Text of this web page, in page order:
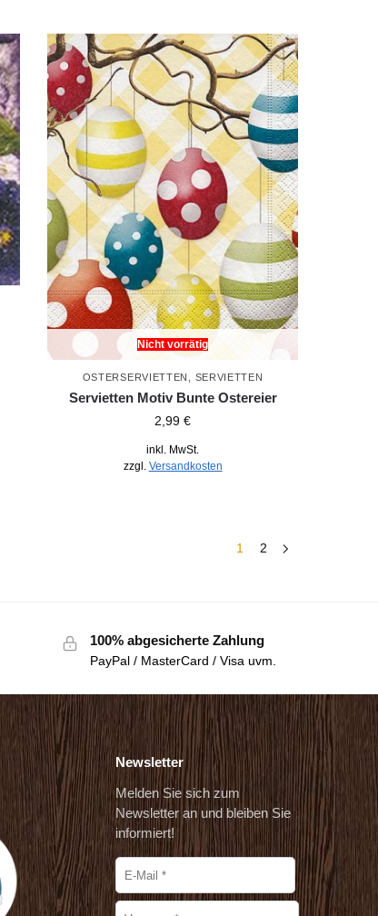
Nicht vorrätig
OSTERSERVIETTEN , SERVIETTEN
Servietten Motiv Bunte Ostereier
2,99€
inkl. MwSt.
zzgl. Versandkosten
1 2
100% abgesicherte Zahlung
PayPal / MasterCard / Visa uvm.
Newsletter
Melden Sie sich zum
Newsletter an und bleiben Sie
informiert!